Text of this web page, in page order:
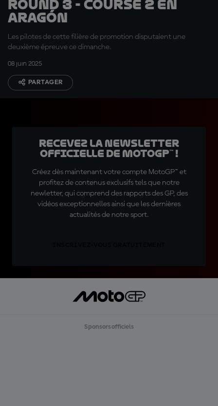
Round 3 - Course 2 en
Aragón
Les pilotes de cette filière de promotion disputaient une
deuxième épreuve ce dimanche.
08 juin 2025
PARTAGER
Recevez la Newsletter
officielle de MotoGP™ !
Créez dès maintenant votre compte MotoGP™ et
profitez de contenus exclusifs tels que notre
newletter, qui comprend des rapports des GP, des
vidéos exceptionnelles ainsi que les dernières
actualités de notre sport.
Sponsors officiels